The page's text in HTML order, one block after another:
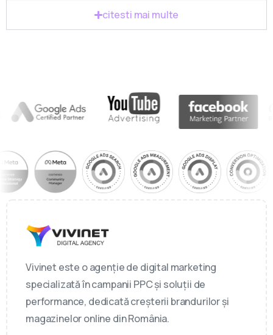
citesti mai multe
Vivinet este o agenție de digital marketing
specializată în campanii PPC și soluții de
performance, dedicată creșterii brandurilor și
magazinelor online din România.